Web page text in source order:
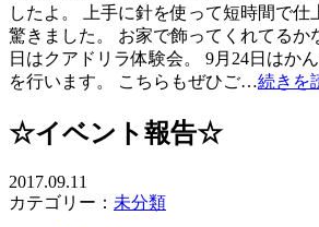
したよ。 上手に針を使って短時間で仕
驚きました。 お家で飾ってくれてるか
日はクアドリラ体験会。 9月24日はか
を行います。 こちらもぜひご…続きを
☆イベント報告☆
2017.09.11
カテゴリー： 未分類